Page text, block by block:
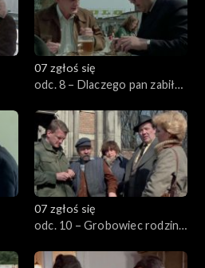
07 zgłoś się
odc. 8 – Dlaczego pan zabił
07 zgłoś się
odc. 10 – Grobowiec rodziny